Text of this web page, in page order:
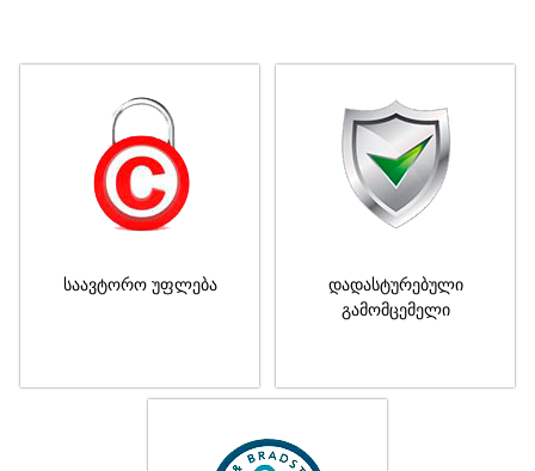
საავტორო უფლება
დადასტურებული
გამომცემელი